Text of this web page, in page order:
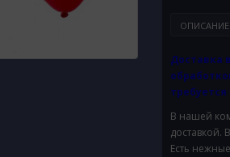
ОПИСАНИЕ
Доставка
В нашей
доставкой.
Есть